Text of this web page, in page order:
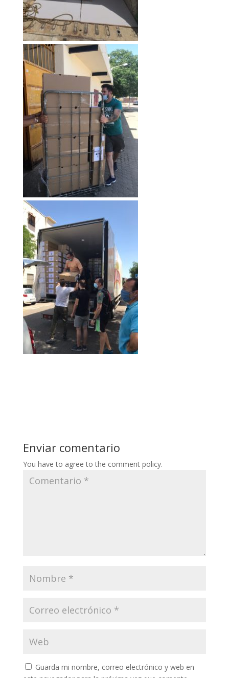
Enviar comentario
You have to agree to the comment policy.
Guarda mi nombre, correo electrónico y web en